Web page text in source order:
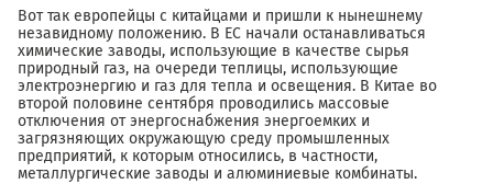
Вот так европейцы с китайцами и пришли к нынешнему
незавидному положению. В ЕС начали останавливаться
химические заводы, использующие в качестве сырья
природный газ, на очереди теплицы, использующие
электроэнергию и газ для тепла и освещения. В Китае во
второй половине сентября проводились массовые
отключения от энергоснабжения энергоемких и
загрязняющих окружающую среду промышленных
предприятий, к которым относились, в частности,
металлургические заводы и алюминиевые комбинаты.